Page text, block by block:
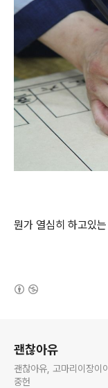
뭔가 열심히 하고있
괜찮아유
괜찮아유, 고마리이장이야기,
중헌